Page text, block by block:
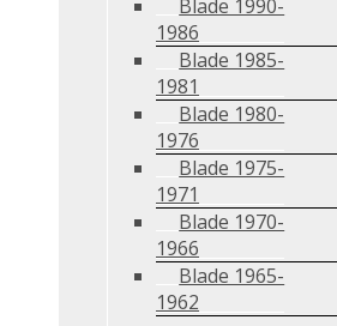
Blade 1990-
1986
Blade 1985-
1981
Blade 1980-
1976
Blade 1975-
1971
Blade 1970-
1966
Blade 1965-
1962